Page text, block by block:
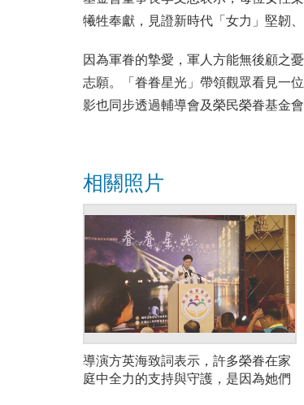
犧牲奉獻，見證新時代「女力」堅韌
因為軍眷的摯愛，軍人方能無後顧之
志願。「眷眷星光」帶領觀眾看見一
影也同步透過輔導會及榮民榮眷基金
相關照片
導演方英海致詞表示，許多榮眷在家
庭中全力的支持與守護，是因為她們